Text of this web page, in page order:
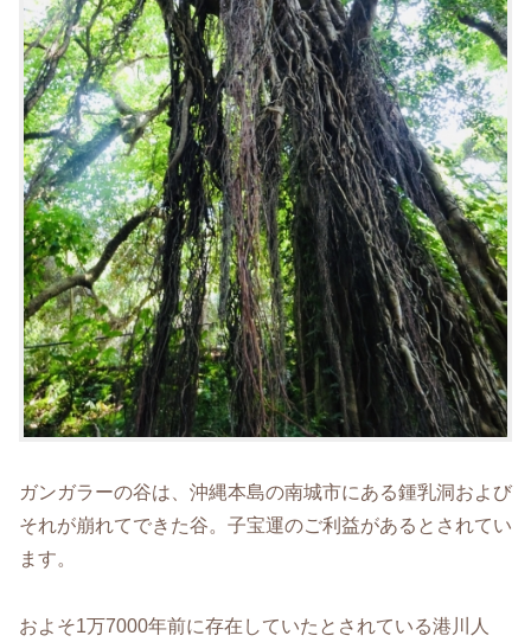
ガンガラーの谷は、沖縄本島の南城市にある鍾乳洞および
それが崩れてできた谷。 子宝運のご利益があるとされてい
ます。
およそ1万7000年前に存在していたとされている港川人